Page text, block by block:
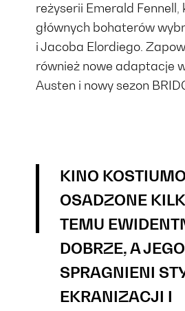
reżyserii Emerald Fennell,
głównych bohaterów
i Jacoba Elordiego.
również nowe adaptacje
Austen i nowy sezon
KINO
OSADZONE
TEMU
DOBRZE, A
SPRAGNIENI
EKRANIZACJI I